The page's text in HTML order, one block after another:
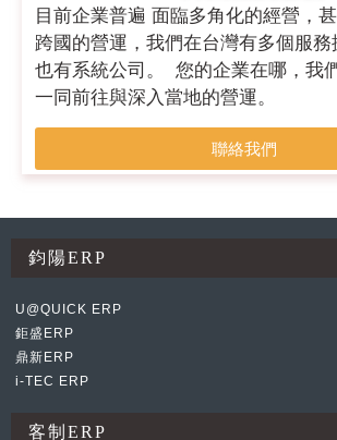
目前企業普遍 面臨多角化的經營，甚
跨國的營運，我們在台灣有多個服
也有系統公司。 您的企業在哪，我
一同前往與深入當地的營運。
聯絡我們
鈞陽ERP
U@QUICK ERP
鉅盛ERP
鼎新ERP
i-TEC ERP
客制ERP